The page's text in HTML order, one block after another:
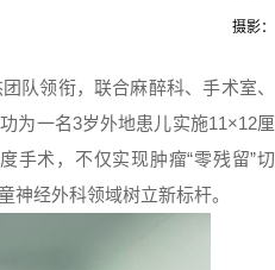
摄影：
队领衔，联合麻醉科、手术室、
为一名3岁外地患儿实施11×12厘
术，不仅实现肿瘤“零残留”切
神经外科领域树立新标杆。